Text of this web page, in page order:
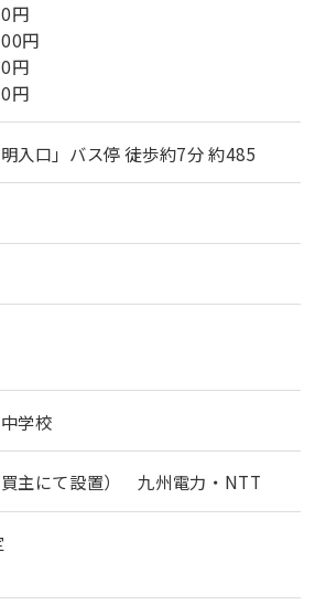
円
円
円
円
入口」バス停 徒歩約7分 約485
学校
主にて設置） 九州電力・NTT